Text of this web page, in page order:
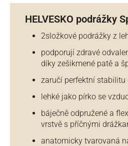
HELVESKO podrážky
2složkové podrážky z
podporují zdravé
díky zešikmené patě a
zaručí perfektní stabilitu
lehké jako pírko se
báječně odpružené a
vrstvě s příčnými
anatomicky tvarovaná